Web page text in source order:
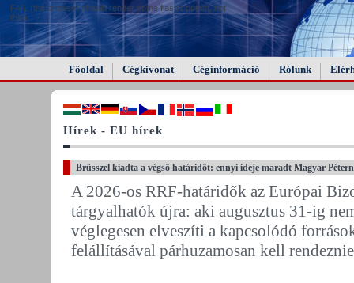
FAIL (the browser should render some flash content, not
this).
Főoldal Cégkivonat Céginformáció Rólunk
Hírek - EU hírek
Brüsszel kiadta a végső határidőt: ennyi ideje maradt Magyar
A 2026-os RRF-határidők az Európai
tárgyalhatók újra: aki augusztus 31-ig
véglegesen elveszíti a kapcsolódó
felállításával párhuzamosan kell